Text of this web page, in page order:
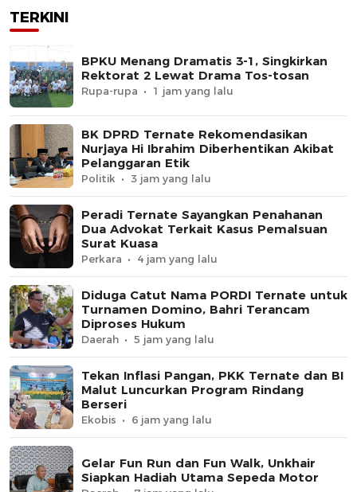
TERKINI
BPKU Menang Dramatis 3-1, Singkirkan
Rektorat 2 Lewat Drama Tos-tosan
Rupa-rupa 1 jam yang lalu
BK DPRD Ternate Rekomendasikan
Nurjaya Hi Ibrahim Diberhentikan Akibat
Pelanggaran Etik
Politik 3 jam yang lalu
Peradi Ternate Sayangkan Penahanan
Dua Advokat Terkait Kasus Pemalsuan
Surat Kuasa
Perkara 4 jam yang lalu
Diduga Catut Nama PORDI Ternate untuk
Turnamen Domino, Bahri Terancam
Diproses Hukum
Daerah 5 jam yang lalu
Tekan Inflasi Pangan, PKK Ternate dan BI
Malut Luncurkan Program Rindang
Berseri
Ekobis 6 jam yang lalu
Gelar Fun Run dan Fun Walk, Unkhair
Siapkan Hadiah Utama Sepeda Motor